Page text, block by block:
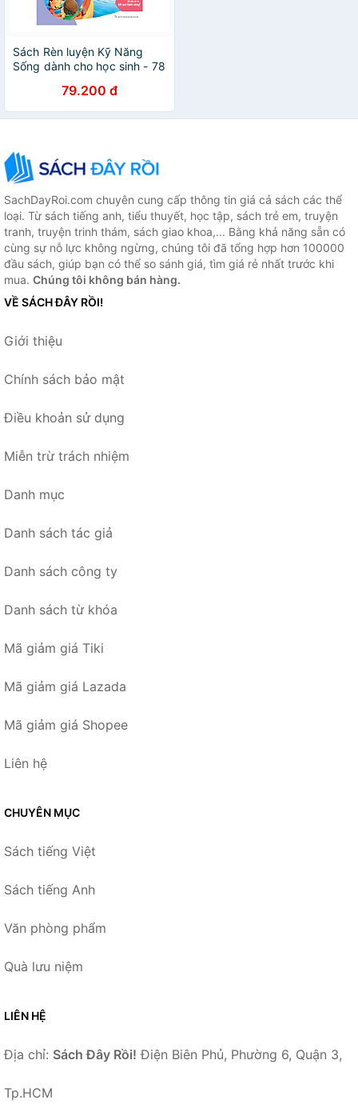
Sách Rèn luyện Kỹ Năng
Sống dành cho học sinh - 78
thành công dành cho học
sinh thiên tài
79.200 đ
SachDayRoi.com chuyên cung cấp thông tin giá cả sách các thể
loại. Từ sách tiếng anh, tiểu thuyết, học tập, sách trẻ em, truyện
tranh, truyện trinh thám, sách giao khoa,... Bằng khả năng sẵn có
cùng sự nỗ lực không ngừng, chúng tôi đã tổng hợp hơn 100000
đầu sách, giúp bạn có thể so sánh giá, tìm giá rẻ nhất trước khi
mua. Chúng tôi không bán hàng.
VỀ SÁCH ĐÂY RỒI!
Giới thiệu
Chính sách bảo mật
Điều khoản sử dụng
Miễn trừ trách nhiệm
Danh mục
Danh sách tác giả
Danh sách công ty
Danh sách từ khóa
Mã giảm giá Tiki
Mã giảm giá Lazada
Mã giảm giá Shopee
Liên hệ
CHUYÊN MỤC
Sách tiếng Việt
Sách tiếng Anh
Văn phòng phẩm
Quà lưu niệm
LIÊN HỆ
Địa chỉ: Sách Đây Rồi! Điện Biên Phủ, Phường 6, Quận 3,
Tp.HCM